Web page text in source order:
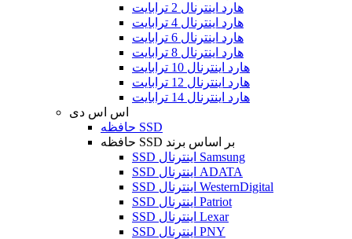
هارد اینترنال 2 ترابایت
هارد اینترنال 4 ترابایت
هارد اینترنال 6 ترابایت
هارد اینترنال 8 ترابایت
هارد اینترنال 10 ترابایت
هارد اینترنال 12 ترابایت
هارد اینترنال 14 ترابایت
اس اس دی
حافظه SSD
حافظه SSD بر اساس برند
SSD اینترنال Samsung
SSD اینترنال ADATA
SSD اینترنال WesternDigital
SSD اینترنال Patriot
SSD اینترنال Lexar
SSD اینترنال PNY